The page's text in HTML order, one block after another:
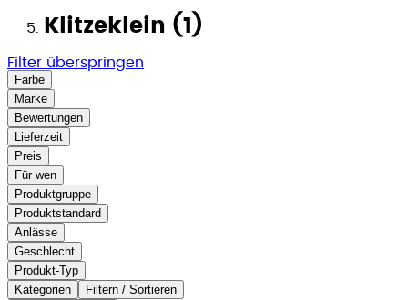
Klitzeklein (1)
Filter überspringen
Farbe
Marke
Bewertungen
Lieferzeit
Preis
Für wen
Produktgruppe
Produktstandard
Anlässe
Geschlecht
Produkt-Typ
Kategorien
Filtern / Sortieren